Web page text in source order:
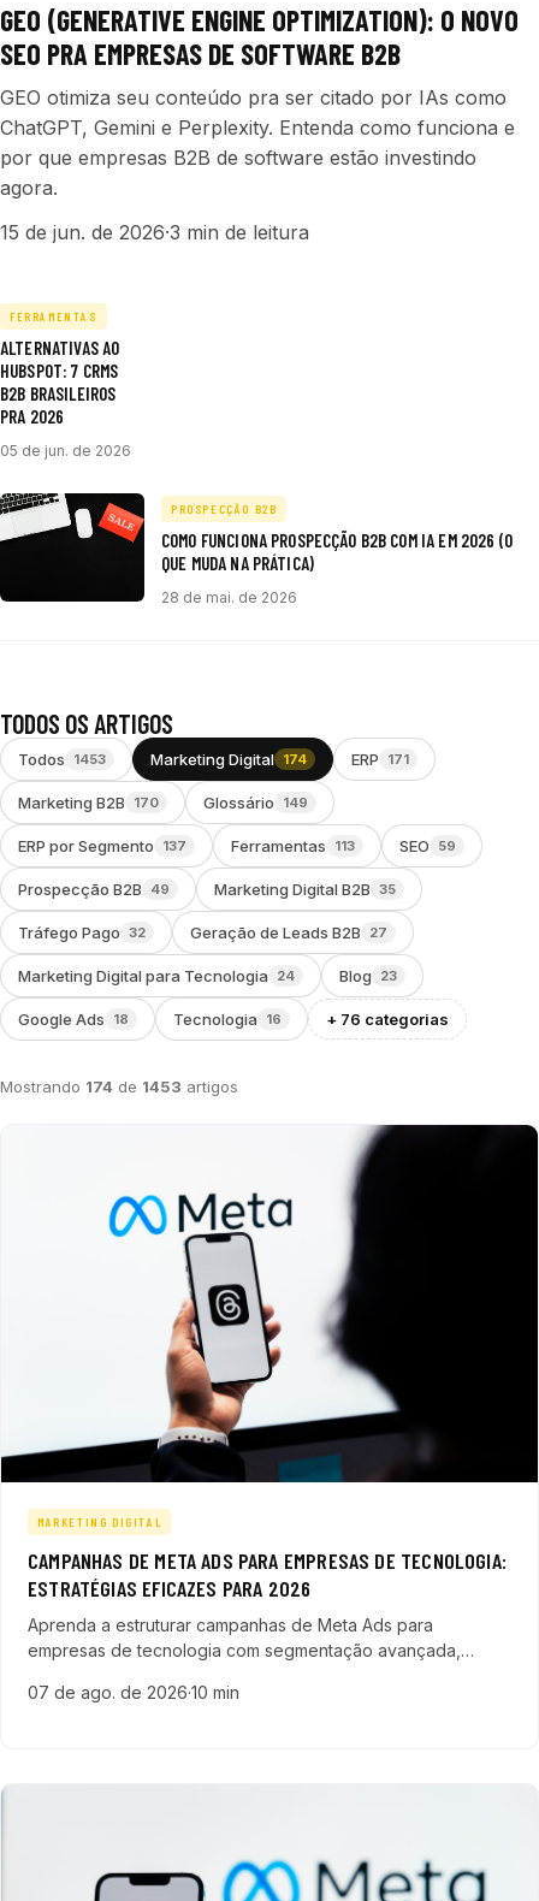
GEO (GENERATIVE ENGINE OPTIMIZATION): O NOVO
SEO PRA EMPRESAS DE SOFTWARE B2B
GEO otimiza seu conteúdo pra ser citado por IAs como
ChatGPT, Gemini e Perplexity. Entenda como funciona e
por que empresas B2B de software estão investindo
agora.
15 de jun. de 2026·3 min de leitura
FERRAMENTAS
ALTERNATIVAS AO
HUBSPOT: 7 CRMS
B2B BRASILEIROS
PRA 2026
05 de jun. de 2026
PROSPECÇÃO B2B
COMO FUNCIONA PROSPECÇÃO B2B COM IA EM 2026 (O
QUE MUDA NA PRÁTICA)
28 de mai. de 2026
TODOS OS ARTIGOS
Todos 1453 Marketing Digital 174 ERP 171
Marketing B2B 170 Glossário 149
ERP por Segmento 137 Ferramentas 113 SEO 59
Prospecção B2B 49 Marketing Digital B2B 35
Tráfego Pago 32 Geração de Leads B2B 27
Marketing Digital para Tecnologia 24 Blog 23
Google Ads 18 Tecnologia 16 + 76 categorias
Mostrando 174 de 1453 artigos
MARKETING DIGITAL
CAMPANHAS DE META ADS PARA EMPRESAS DE TECNOLOGIA:
ESTRATÉGIAS EFICAZES PARA 2026
Aprenda a estruturar campanhas de Meta Ads para
empresas de tecnologia com segmentação avançada,
para maximizar resultados.
07 de ago. de 2026·10 min